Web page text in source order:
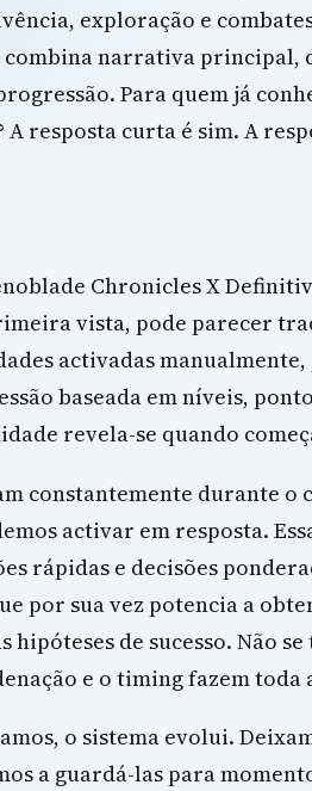
exploração e
narrativa principal,
Para quem já
A resposta curta é sim. A
Chronicles X
vista, pode parecer
activadas
baseada em níveis,
revela-se quando
constantemente durante o
activar em resposta.
rápidas e decisões
por sua vez potencia a
hipóteses de sucesso. Não
e o timing fazem toda
o sistema evolui.
a guardá-las para